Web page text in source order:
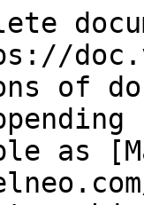
of
as